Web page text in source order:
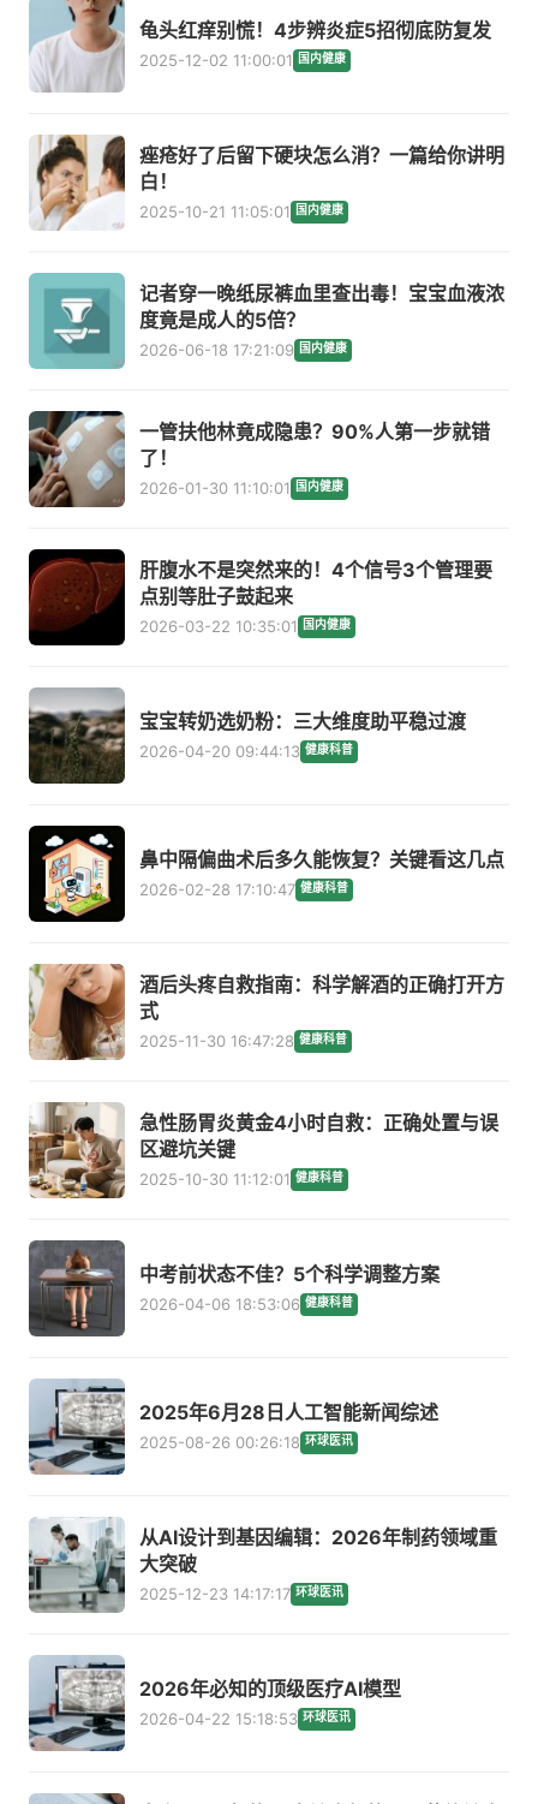
龟头红痒别慌！4步辨炎症5招彻底防复发
2025-12-02 11:00:01 国内健康
痤疮好了后留下硬块怎么消？一篇给你讲明
白！
2025-10-21 11:05:01 国内健康
记者穿一晚纸尿裤血里查出毒！宝宝血液浓
度竟是成人的5倍？
2026-06-18 17:21:09 国内健康
一管扶他林竟成隐患？90%人第一步就错
了！
2026-01-30 11:10:01 国内健康
肝腹水不是突然来的！4个信号3个管理要
点别等肚子鼓起来
2026-03-22 10:35:01 国内健康
宝宝转奶选奶粉：三大维度助平稳过渡
2026-04-20 09:44:13 健康科普
鼻中隔偏曲术后多久能恢复？关键看这几点
2026-02-28 17:10:47 健康科普
酒后头疼自救指南：科学解酒的正确打开方
式
2025-11-30 16:47:28 健康科普
急性肠胃炎黄金4小时自救：正确处置与误
区避坑关键
2025-10-30 11:12:01 健康科普
中考前状态不佳？5个科学调整方案
2026-04-06 18:53:06 健康科普
2025年6月28日人工智能新闻综述
2025-08-26 00:26:18 环球医讯
从AI设计到基因编辑：2026年制药领域重
大突破
2025-12-23 14:17:17 环球医讯
2026年必知的顶级医疗AI模型
2026-04-22 15:18:53 环球医讯